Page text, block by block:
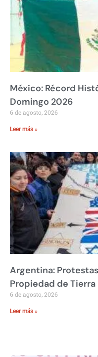
México: Récord
Domingo 2026
6 de agosto, 2026
Leer más »
Argentina:
Propiedad de
6 de agosto, 2026
Leer más »